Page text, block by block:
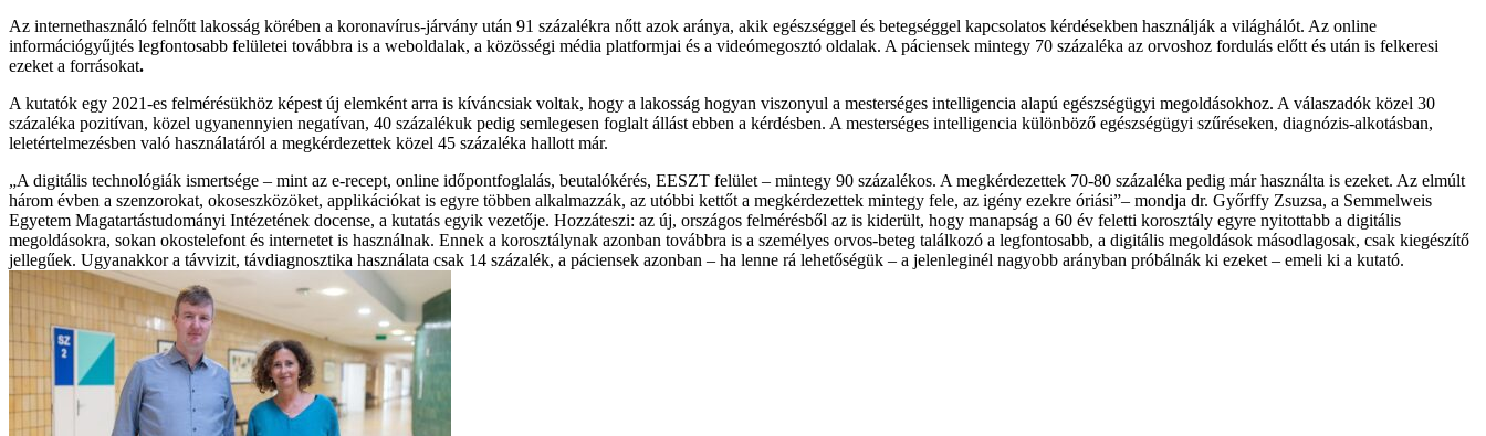
Az internethasználó felnőtt lakosság körében a koronavírus-járvány után 91 százalékra nőtt azok aránya, akik egészséggel és betegséggel kapcsolatos kérdésekben használják a világhálót. Az online
információgyűjtés legfontosabb felületei továbbra is a weboldalak, a közösségi média platformjai és a videómegosztó oldalak. A páciensek mintegy 70 százaléka az orvoshoz fordulás előtt és után is felkeresi
ezeket a forrásokat.
A kutatók egy 2021-es felmérésükhöz képest új elemként arra is kíváncsiak voltak, hogy a lakosság hogyan viszonyul a mesterséges intelligencia alapú egészségügyi megoldásokhoz. A válaszadók közel 30
százaléka pozitívan, közel ugyanennyien negatívan, 40 százalékuk pedig semlegesen foglalt állást ebben a kérdésben. A mesterséges intelligencia különböző egészségügyi szűréseken, diagnózis-alkotásban,
leletértelmezésben való használatáról a megkérdezettek közel 45 százaléka hallott már.
„A digitális technológiák ismertsége – mint az e-recept, online időpontfoglalás, beutalókérés, EESZT felület – mintegy 90 százalékos. A megkérdezettek 70-80 százaléka pedig már használta is ezeket. Az elmúlt
három évben a szenzorokat, okoseszközöket, applikációkat is egyre többen alkalmazzák, az utóbbi kettőt a megkérdezettek mintegy fele, az igény ezekre óriási”– mondja dr. Győrffy Zsuzsa, a Semmelweis
Egyetem Magatartástudományi Intézetének docense, a kutatás egyik vezetője. Hozzáteszi: az új, országos felmérésből az is kiderült, hogy manapság a 60 év feletti korosztály egyre nyitottabb a digitális
megoldásokra, sokan okostelefont és internetet is használnak. Ennek a korosztálynak azonban továbbra is a személyes orvos-beteg találkozó a legfontosabb, a digitális megoldások másodlagosak, csak kiegészítő
jellegűek. Ugyanakkor a távvizit, távdiagnosztika használata csak 14 százalék, a páciensek azonban – ha lenne rá lehetőségük – a jelenleginél nagyobb arányban próbálnák ki ezeket – emeli ki a kutató.